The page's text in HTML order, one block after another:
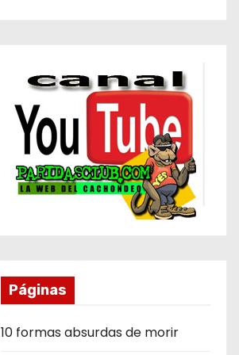
Páginas
10 formas absurdas de morir